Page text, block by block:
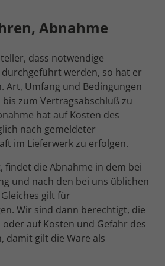
Abnahme
dass notwendige
werden, so hat er
Art, Umfang und Bedingungen
zum Vertragsabschluß zu
hat auf Kosten des
nach gemeldeter
im Lieferwerk zu erfolgen.
findet die Abnahme in dem bei
und nach den bei uns üblichen
gilt für
Wir sind dann berechtigt, die
auf Kosten und Gefahr des
damit gilt die Ware als